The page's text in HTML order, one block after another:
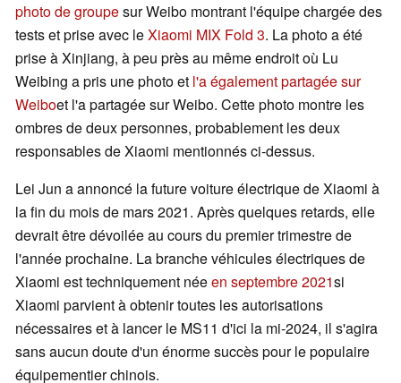
photo de groupesur Weibo montrant l'équipe chargée des
tests et prise avec leXiaomi MIX Fold 3. La photo a été
prise à Xinjiang, à peu près au même endroit où Lu
Weibing a pris une photo et l'a également partagée sur
Weiboet l'a partagée sur Weibo. Cette photo montre les
ombres de deux personnes, probablement les deux
responsables de Xiaomi mentionnés ci-dessus.
Lei Jun a annoncé la future voiture électrique de Xiaomi à
la fin du mois de mars 2021. Après quelques retards, elle
devrait être dévoilée au cours du premier trimestre de
l'année prochaine. La branche véhicules électriques de
Xiaomi est techniquement néeen septembre 2021si
Xiaomi parvient à obtenir toutes les autorisations
nécessaires et à lancer le MS11 d'ici la mi-2024, il s'agira
sans aucun doute d'un énorme succès pour le populaire
équipementier chinois.